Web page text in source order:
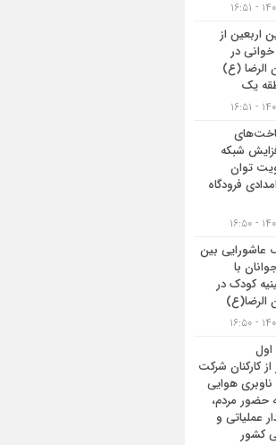
اربعین از
در
الرضا (ع)
یک
شبکه
توان
فرودگاه
عاشورایی بین
با
کودک در
الرضا(ع)
اول
کارکنان شرکت
ناوبری هوایی
حضور مردم،
عملیاتی و
کشور